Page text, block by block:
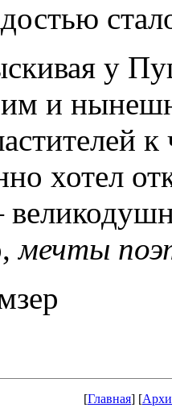
у
и
хотел
мечты
[Главная] [